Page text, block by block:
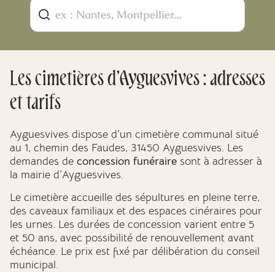
Les cimetières d’Ayguesvives : adresses
et tarifs
Ayguesvives dispose d’un cimetière communal situé
au 1, chemin des Faudes, 31450 Ayguesvives. Les
demandes de concession funéraire sont à adresser à
la mairie d’Ayguesvives.
Le cimetière accueille des sépultures en pleine terre,
des caveaux familiaux et des espaces cinéraires pour
les urnes. Les durées de concession varient entre 5
et 50 ans, avec possibilité de renouvellement avant
échéance. Le prix est fixé par délibération du conseil
municipal.